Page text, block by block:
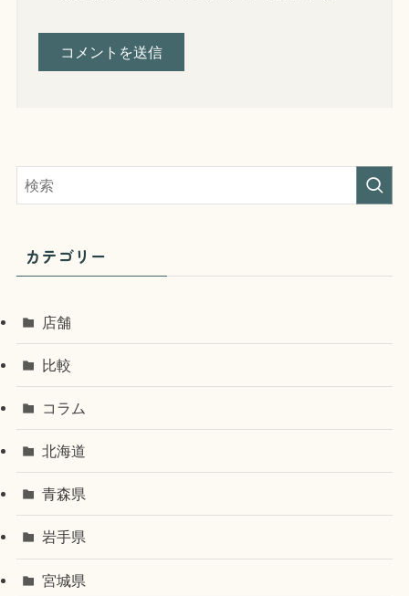
カテゴリー
店舗
比較
コラム
北海道
青森県
岩手県
宮城県